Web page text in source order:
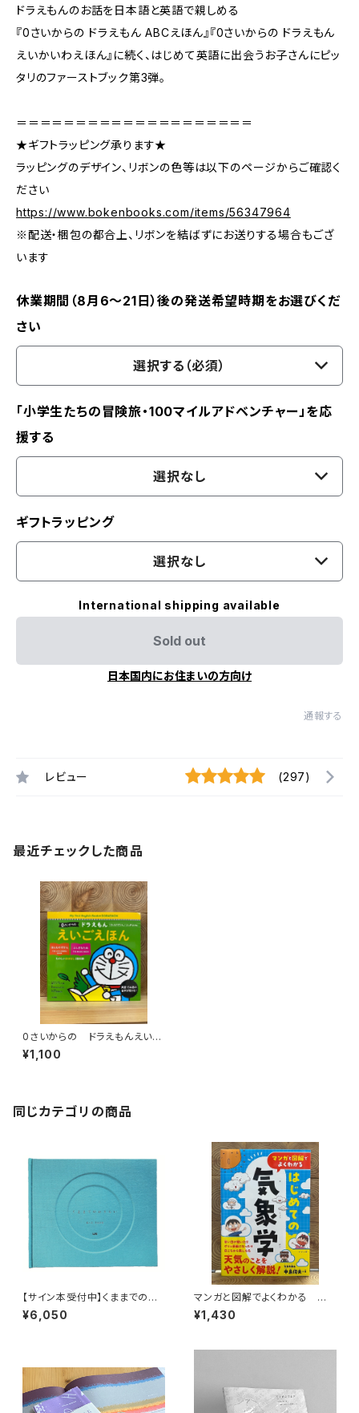
ドラえもんのお話を日本語と英語で親しめる
『0さいからの ドラえもん ABCえほん』『0さいからの ドラえもん
えいかいわえほん』に続く、はじめて英語に出会うお子さんにピッ
タリのファーストブック第3弾。
＝＝＝＝＝＝＝＝＝＝＝＝＝＝＝＝＝＝＝＝
★ギフトラッピング承ります★
ラッピングのデザイン、リボンの色等は以下のページからご確認く
ださい
https://www.bokenbooks.com/items/56347964
※配送・梱包の都合上、リボンを結ばずにお送りする場合もござ
います
休業期間（8月6〜21日）後の発送希望時期をお選びくだ
さい
選択する（必須）
「小学生たちの冒険旅・100マイルアドベンチャー」を応
援する
選択なし
ギフトラッピング
選択なし
International shipping available
Sold out
日本国内にお住まいの方向け
通報する
レビュー (297)
最近チェックした商品
0さいからの ドラえもんえいご
えほん
¥1,100
同じカテゴリの商品
【サイン本受付中】くままでのお
さらい〈特装新版〉
¥6,050
マンガと図解でよくわかる はじ
めての気象学
¥1,430